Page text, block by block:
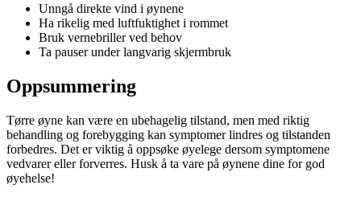
Unngå direkte vind i øynene
Ha rikelig med luftfuktighet i rommet
Bruk vernebriller ved behov
Ta pauser under langvarig skjermbruk
Oppsummering
Tørre øyne kan være en ubehagelig tilstand, men med riktig
behandling og forebygging kan symptomer lindres og tilstanden
forbedres. Det er viktig å oppsøke øyelege dersom symptomene
vedvarer eller forverres. Husk å ta vare på øynene dine for god
øyehelse!